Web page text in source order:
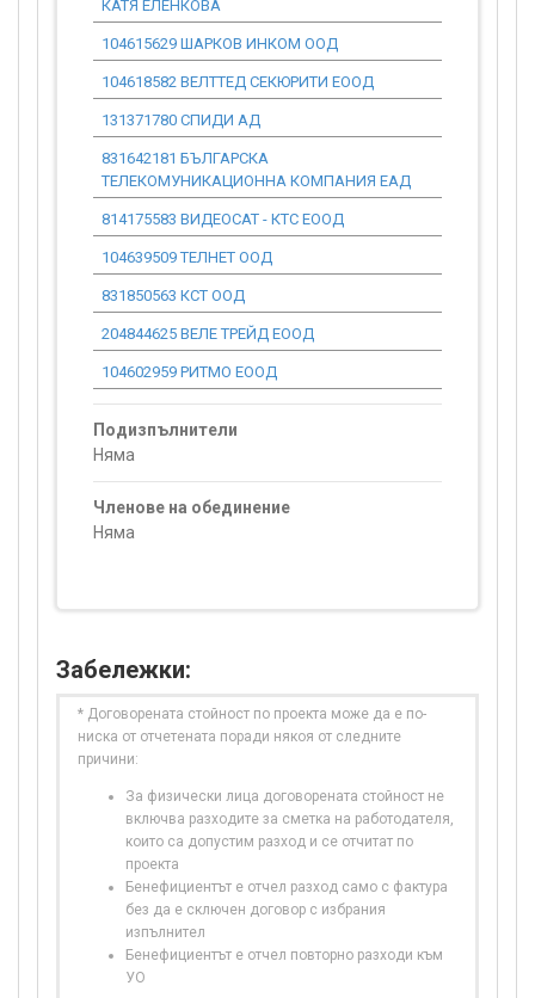
КАТЯ ЕЛЕНКОВА
104615629 ШАРКОВ ИНКОМ ООД
104618582 ВЕЛТТЕД СЕКЮРИТИ ЕООД
131371780 СПИДИ АД
831642181 БЪЛГАРСКА
ТЕЛЕКОМУНИКАЦИОННА КОМПАНИЯ ЕАД
814175583 ВИДЕОСАТ - КТС ЕООД
104639509 ТЕЛНЕТ ООД
831850563 КСТ ООД
204844625 ВЕЛЕ ТРЕЙД ЕООД
104602959 РИТМО ЕООД
Подизпълнители
Няма
Членове на обединение
Няма
Забележки:
* Договорената стойност по проекта може да е по-
ниска от отчетената поради някоя от следните
причини:
За физически лица договорената стойност не
включва разходите за сметка на работодателя,
които са допустим разход и се отчитат по
проекта
Бенефициентът е отчел разход само с фактура
без да е сключен договор с избрания
изпълнител
Бенефициентът е отчел повторно разходи към
УО